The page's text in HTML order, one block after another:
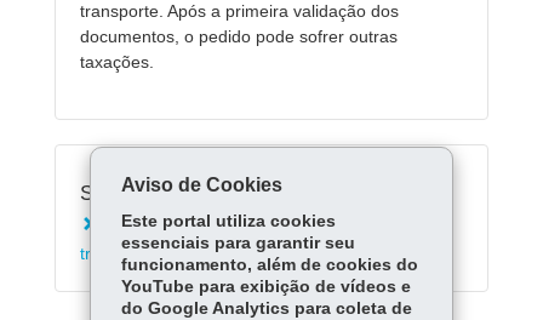
transporte. Após a primeira validação dos
documentos, o pedido pode sofrer outras
taxações.
Serviços Relacionados:
Solicitar autorização para veículo fazer
transporte escolar
Aviso de Cookies
Este portal utiliza cookies
essenciais para garantir seu
funcionamento, além de cookies do
YouTube para exibição de vídeos e
do Google Analytics para coleta de